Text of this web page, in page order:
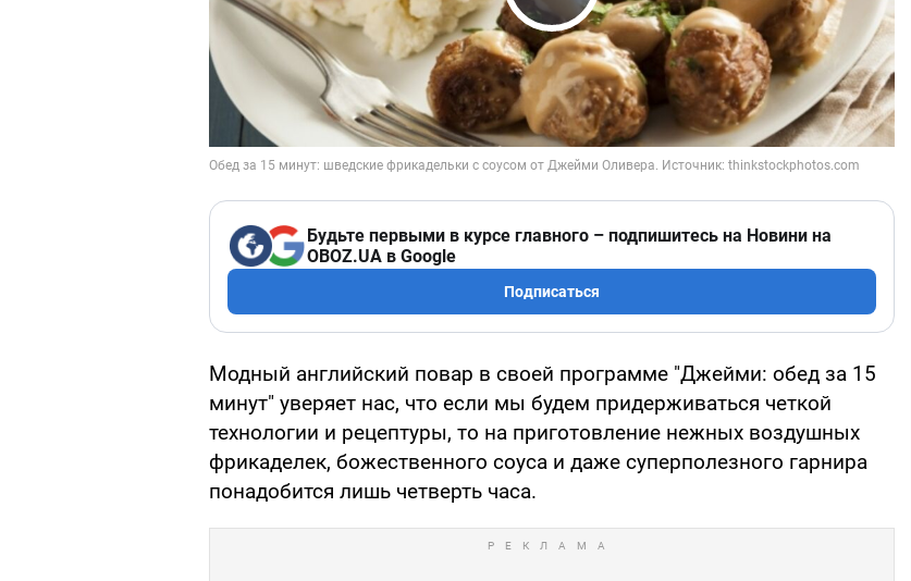
Play Video
Будьте первыми в курсе главного – подпишитесь на Новини на
OBOZ.UA в Google
Подписаться
Модный английский повар в своей программе "Джейми: обед за 15
минут" уверяет нас, что если мы будем придерживаться четкой
технологии и рецептуры, то на приготовление нежных воздушных
фрикаделек, божественного соуса и даже суперполезного гарнира
понадобится лишь четверть часа.